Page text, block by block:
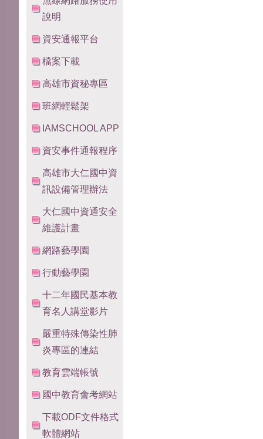
說明
資安通報平台
檔案下載
高雄市資秘專區
班網輕鬆架
IAMSCHOOL APP
資安事件通報程序
高雄市大仁國中資
訊設備管理辦法
大仁國中資通安全
維護計畫
網路藝學園
行動藝學園
十二年國民基本教
育名人講堂影片
嚴重特殊傳染性肺
炎專區的連結
教育雲端帳號
國中教育會考網站
下載ODF文件格式
軟體網站